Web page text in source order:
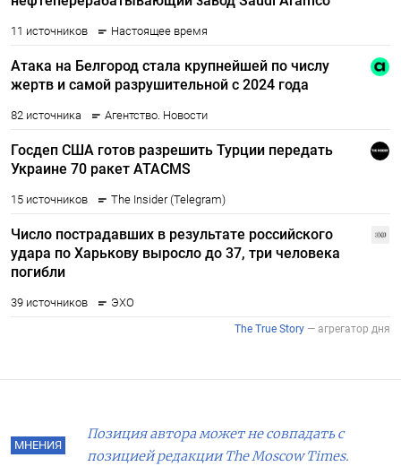
МНЕНИЯ
Позиция автора может не совпадать с
позицией редакции The Moscow Times.